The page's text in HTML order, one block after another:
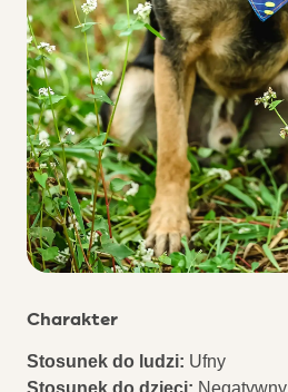
Charakter
Stosunek do ludzi: Ufny